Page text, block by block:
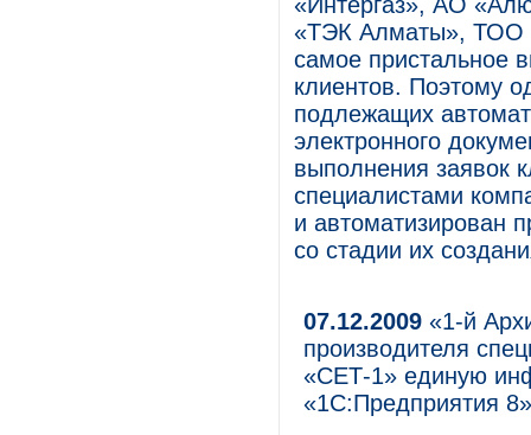
«ТЭК Алматы», ТОО
самое пристальное
клиентов. Поэтому
подлежащих
электронного
выполнения заявок
специалистами
и автоматизирован
со стадии их
07.12.2009 «1-й
производителя
«СЕТ-1» единую
«1С:Предприятия 8»